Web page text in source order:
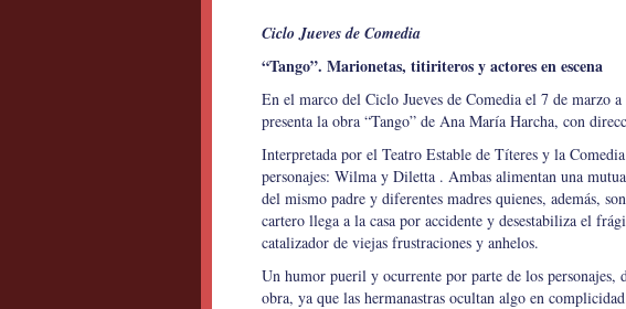
Ciclo Jueves de Comedia
“Tango”. Marionetas, titiriteros y actores en escena
En el marco del Ciclo Jueves de Comedia el 7 de marzo
presenta la obra “Tango” de Ana María Harcha, con
Interpretada por el Teatro Estable de Títeres y la
personajes: Wilma y Diletta . Ambas alimentan una
del mismo padre y diferentes madres quienes, además,
cartero llega a la casa por accidente y desestabiliza el
catalizador de viejas frustraciones y anhelos.
Un humor pueril y ocurrente por parte de los personajes,
obra, ya que las hermanastras ocultan algo en